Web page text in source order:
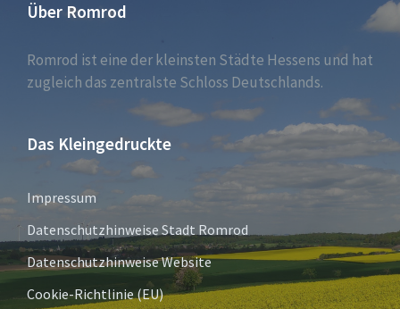
Über Romrod
Romrod ist eine der kleinsten Städte Hessens und hat
zugleich das zentralste Schloss Deutschlands.
Das Kleingedruckte
Impressum
Datenschutzhinweise Stadt Romrod
Datenschutzhinweise Website
Cookie-Richtlinie (EU)